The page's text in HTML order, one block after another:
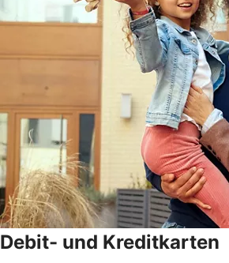
Debit- und Kreditkarten